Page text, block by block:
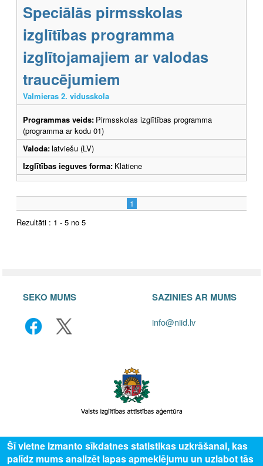
Speciālās pirmsskolas
izglītības programma
izglītojamajiem ar valodas
traucējumiem
Valmieras 2. vidusskola
Programmas veids: Pirmsskolas izglītības programma
(programma ar kodu 01)
Valoda:latviešu (LV)
Izglītības ieguves forma: Klātiene
1
Rezultāti : 1 - 5 no 5
SEKO MUMS SAZINIES AR MUMS
info@niid.lv
© 2025 Valsts izglītības attīstības aģentūra, publicētā satura visas tiesības
aizsargātas.
Šī vietne izmanto sīkdatnes statistikas uzkrāšanai, kas
palīdz mums analizēt lapas apmeklējumu un uzlabot tās